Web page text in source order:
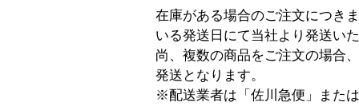
在庫がある場合のご注文につき
いる発送日にて当社より発送い
尚、複数の商品をご注文の場合
発送となります。
※配送業者は「佐川急便」また